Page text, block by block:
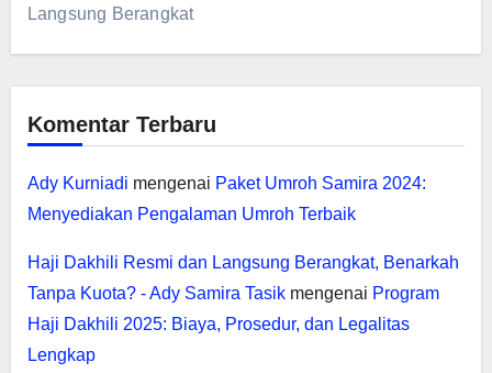
Langsung Berangkat
Komentar Terbaru
Ady Kurniadi mengenai Paket Umroh Samira 2024:
Menyediakan Pengalaman Umroh Terbaik
Haji Dakhili Resmi dan Langsung Berangkat, Benarkah
Tanpa Kuota? - Ady Samira Tasikmengenai Program
Haji Dakhili 2025: Biaya, Prosedur, dan Legalitas
Lengkap